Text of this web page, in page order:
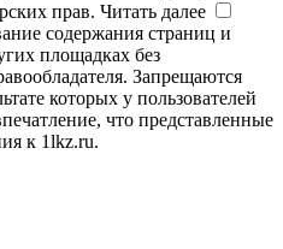
прав. Читать далее
содержания страниц и
площадках без
Запрещаются
которых у пользователей
что представленные
к 1lkz.ru.